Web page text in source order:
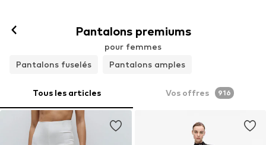
Pantalons premiums
pour femmes
Pantalons fuselés
Pantalons amples
Tous les articles Vos offres 916